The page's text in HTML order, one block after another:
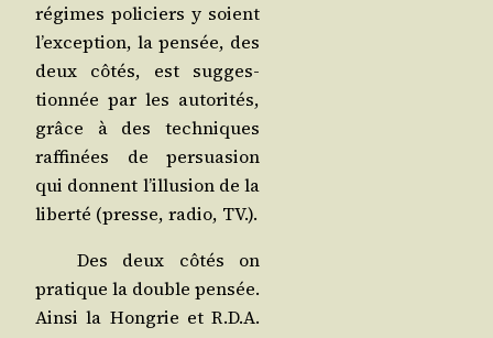
régimes poli­ciers y soient
l’ex­cep­tion, la pen­sée, des
deux côtés, est sug­ges­
tion­née par les auto­ri­tés,
grâce à des tech­niques
raf­fi­nées de per­sua­sion
qui donnent l’illu­sion de la
liber­té (presse, radio, TV.).
Des deux côtés on
pra­tique la double pen­sée.
Ain­si la Hon­grie et R.D.A.